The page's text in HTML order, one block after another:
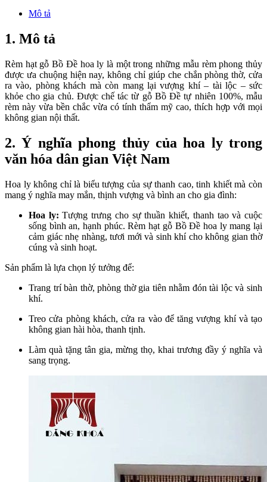
Mô tả
1. Mô tả
Rèm hạt gỗ Bồ Đề hoa ly là một trong những mẫu rèm phong thủy
được ưa chuộng hiện nay, không chỉ giúp che chắn phòng thờ, cửa
ra vào, phòng khách mà còn mang lại vượng khí – tài lộc – sức
khỏe cho gia chủ. Được chế tác từ gỗ Bồ Đề tự nhiên 100%, mẫu
rèm này vừa bền chắc vừa có tính thẩm mỹ cao, thích hợp với mọi
không gian nội thất.
2. Ý nghĩa phong thủy của hoa ly trong
văn hóa dân gian Việt Nam
Hoa ly không chỉ là biểu tượng của sự thanh cao, tinh khiết mà còn
mang ý nghĩa may mắn, thịnh vượng và bình an cho gia đình:
Hoa ly: Tượng trưng cho sự thuần khiết, thanh tao và cuộc
sống bình an, hạnh phúc. Rèm hạt gỗ Bồ Đề hoa ly mang lại
cảm giác nhẹ nhàng, tươi mới và sinh khí cho không gian thờ
cúng và sinh hoạt.
Sản phẩm là lựa chọn lý tưởng để:
Trang trí bàn thờ, phòng thờ gia tiên nhằm đón tài lộc và sinh
khí.
Treo cửa phòng khách, cửa ra vào để tăng vượng khí và tạo
không gian hài hòa, thanh tịnh.
Làm quà tặng tân gia, mừng thọ, khai trương đầy ý nghĩa và
sang trọng.